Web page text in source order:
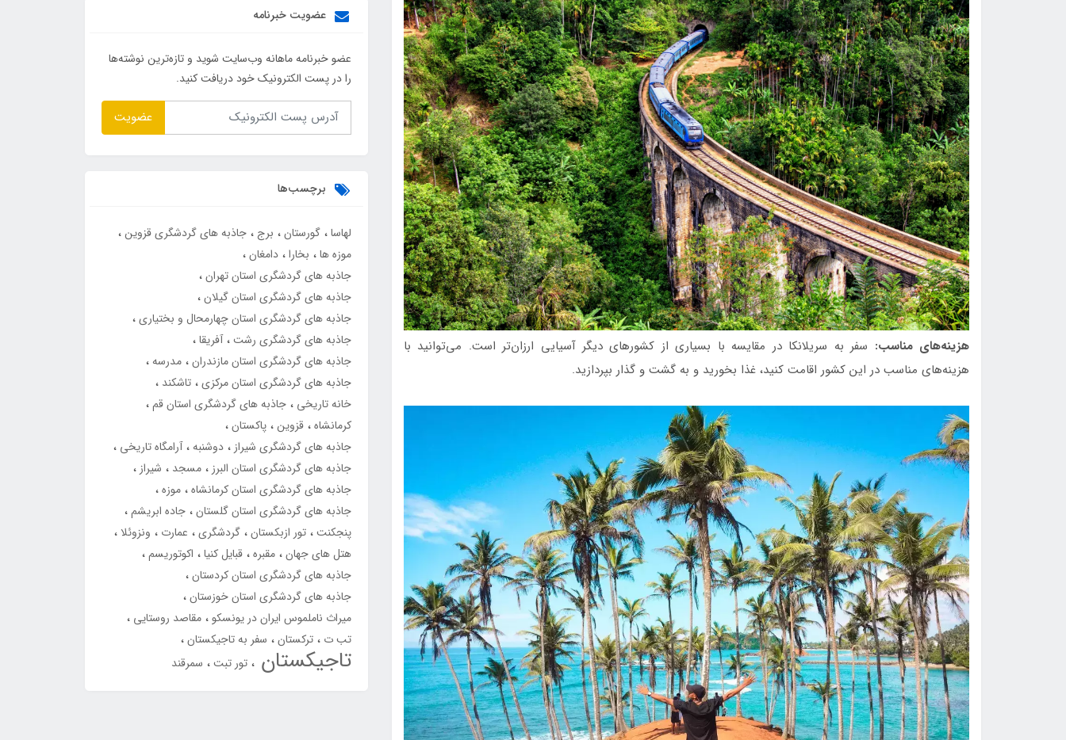
هزینه‌های مناسب: سفر به سریلانکا در مقایسه با بسیاری از کشورهای دیگر آسیایی ارزان‌تر است. می‌توانید با
هزینه‌های مناسب در این کشور اقامت کنید، غذا بخورید و به گشت و گذار بپردازید.
عضویت خبرنامه
عضو خبرنامه ماهانه وب‌سایت شوید و تازه‌ترین نوشته‌ها
را در پست الکترونیک خود دریافت کنید.
عضویت
برچسب‌ها
لهاسا گورستان برج جاذبه های گردشگری قزوین
موزه ها بخارا دامغان
جاذبه های گردشگری استان تهران
جاذبه های گردشگری استان گیلان
جاذبه های گردشگری استان چهارمحال و بختیاری
جاذبه های گردشگری رشت آفریقا
جاذبه های گردشگری استان مازندران مدرسه
جاذبه های گردشگری استان مرکزی تاشکند
خانه تاریخی جاذبه های گردشگری استان قم
کرمانشاه قزوین پاکستان
جاذبه های گردشگری شیراز دوشنبه آرامگاه تاریخی
جاذبه های گردشگری استان البرز مسجد شیراز
جاذبه های گردشگری استان کرمانشاه موزه
جاذبه های گردشگری استان گلستان جاده ابریشم
پنجکنت تور ازبکستان گردشگری عمارت ونزوئلا
هتل های جهان مقبره قبایل کنیا اکوتوریسم
جاذبه های گردشگری استان کردستان
جاذبه های گردشگری استان خوزستان
میراث ناملموس ایران در یونسکو مقاصد روستایی
تب ت ترکستان سفر به تاجیکستان
تاجیکستان تور تبت سمرقند